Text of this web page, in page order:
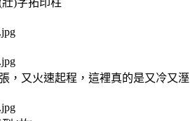
，又火速起程，這裡真的是又冷又溼